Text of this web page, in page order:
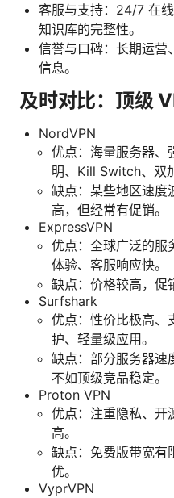
客服与支持：24/7 在
知识库的完整性。
信誉与口碑：长期运营
信息。
及时对比：顶级
NordVPN
优点：海量服务器、
明、Kill Switch、双
缺点：某些地区速度
高，但经常有促销。
ExpressVPN
优点：全球广泛的服
体验、客服响应快。
缺点：价格较高，促
Surfshark
优点：性价比极高、
护、轻量级应用。
缺点：部分服务器速
不如顶级竞品稳定。
Proton VPN
优点：注重隐私、开
高。
缺点：免费版带宽有
优。
VyprVPN